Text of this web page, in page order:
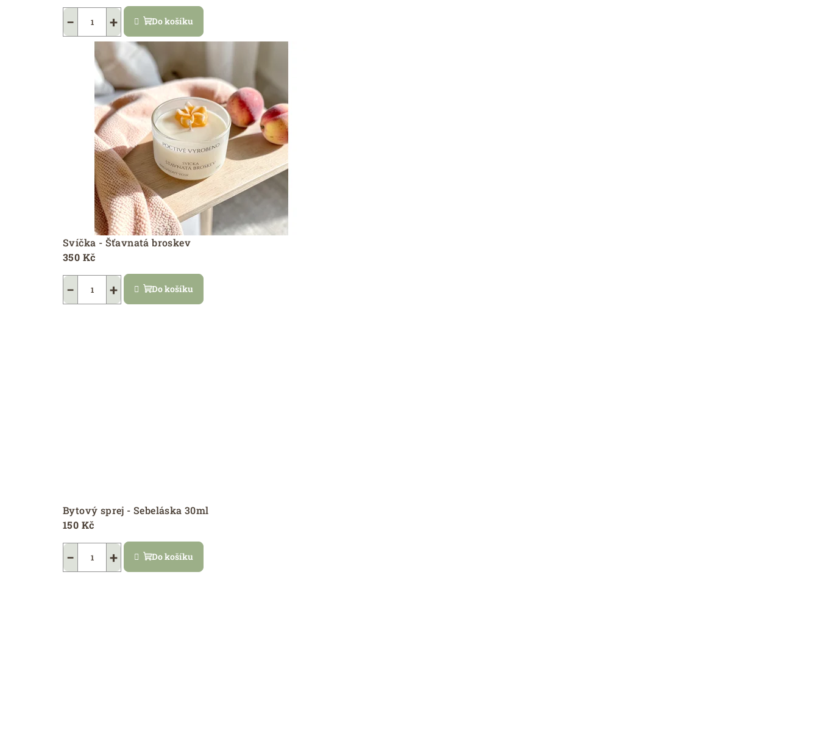
+
− Do košíku
Svíčka - Šťavnatá broskev
350 Kč
hodnocení
produktu
+
− Do košíku
Bytový sprej - Sebeláska 30ml
150 Kč
+
− Do košíku